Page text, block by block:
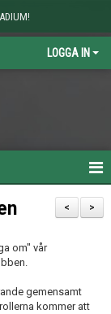
LOGGA IN
>
<
om" vår
gemensamt
kommer att